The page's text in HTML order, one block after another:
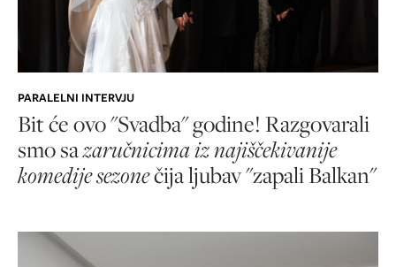
PARALELNI INTERVJU
Bit će ovo "Svadba" godine! Razgovarali
smo sazaručnicima iz najiščekivanije
komedije sezonečija ljubav "zapali Balkan"